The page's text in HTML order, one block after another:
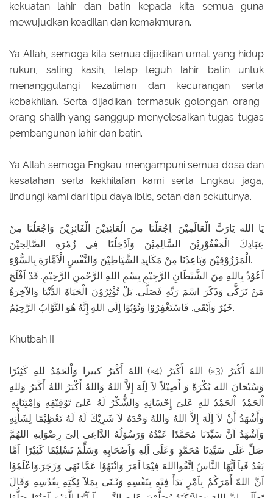
kekuatan lahir dan batin kepada kita semua guna
mewujudkan keadilan dan kemakmuran.
Ya Allah, semoga kita semua dijadikan umat yang hidup
rukun, saling kasih, tetap teguh lahir batin untuk
menanggulangi kezaliman dan kecurangan serta
kebakhilan. Serta dijadikan termasuk golongan orang-
orang shalih yang sanggup menyelesaikan tugas-tugas
pembangunan lahir dan batin.
Ya Allah semoga Engkau mengampuni semua dosa dan
kesalahan serta kekhilafan kami serta Engkau jaga,
lindungi kami dari tipu daya iblis, setan dan sekutunya.
يَا الله يَارَبَّ الْعَالَمِيْنَ. اِجْعَلْنَا مِنَ الْعَائِدِيْنَ الْفَائِزِيْنَ وَاجْعَلْنَا مِنْ
عِبَادِكَ الْمَغْفُوْرِيْنَ السَّالِمِيْنَ وَاَدْخِلْنَا فِى زُمْرَةِ الصَّالِحِيْنَ
الْمَرْزُوْقِيْنَ وَبَاعِدْنَا مِنْ مَكَايِدِ الشَّيَاطِيْنَ وَالنَّفْسِ الْاَمَّارَةِ بِالسُّوْءِ.
اَعُوْذُ بِاللهِ مِنَ الشَّيْطَانِ الرَّجِيْمِ بِسْمِ اللهِ الرَّحْمنِ الرَّحِيْمِ. قَدْ اَفْلَحَ
مَنْ تَزَكَّى وَذَكَرَ اسْمَ رَبِّهِ فَصَلَّى. بَلْ تُؤْثِرُوْنَ الْحَيَاةَ الدُّنْيَا وَالآخِرَةُ
خَيْرٌ وَاَبْقَى. فَاسْتَغْفِرُوْا وَتُوْبُوْا اِلَى اللهِ إِنَّهُ هُوَ التَّوَّابُ الرَّحِيْمُ.
Khutbah II
اللهُ أَكْبَرُ (3×) اللهُ أَكْبَرُ (4×) اللهُ أَكْبَرُ كبيرا وَاْلحَمْدُ للهِ كَثِيْرًا
وَسُبْحَانَ الله بُكْرَةً وَ أَصِيْلاً لاَ اِلَهَ إِلاَّ اللهُ وَاللهُ أَكْبَرُ اللهُ أَكْبَرُ وَللهِ
اْلحَمْدُ. اْلحَمْدُ للهِ عَلىَ إِحْسَانِهِ وَالشُّكْرُ لَهُ عَلىَ تَوْفِيْقِهِ وَاِمْتِنَانِهِ.
وَأَشْهَدُ أَنْ لاَ اِلَهَ إِلاَّ اللهُ وَاللهُ وَحْدَهُ لاَ شَرِيْكَ لَهُ لَهُ تَعْظِيْمًا لِشَأْنِهِ
وَاَشْهَدُ اَنَّ سَيِّدَنَا مُحَمَّدًا عَبْدُهُ وَرَسُوْلُهُ الدَّاعِى اِلىَ رِضْوَانِهِ اللهُمَّ
صَلِّ عَلَى سَيِّدِنَا مُحَمَّدٍ وَعَلَى اَلِهِ وَاَصْحَابِهِ وَسَلِّمْ تَسْلِيْمًا كَثِيْرًا. اَمَّا
بَعْدُ فَياَ اَيُّهَا النَّاسُ اِتَّقُوااللهَ فِيْمَا اَمَرَ وَانْتَهُوْا عَمَّا نَهَى وَزَجَرَ.وَاعْلَمُوْا
اَنَّ اللهّ أَمَرَكُمْ بِاَمْرٍ بَدَأَ فِيْهِ بِنَفْسِهِ وَثَـنَى بِمَلآ ئِكَتِهِ بِقُدْسِهِ وَقَالَ